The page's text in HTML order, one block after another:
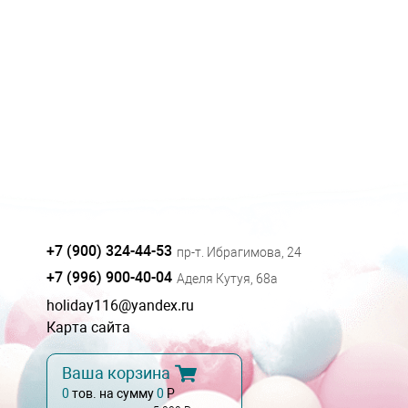
+7 (900) 324-44-53 пр-т. Ибрагимова, 24
+7 (996) 900-40-04 Аделя Кутуя, 68а
holiday116@yandex.ru
Карта сайта
Ваша корзина
0 тов. на сумму0 Р